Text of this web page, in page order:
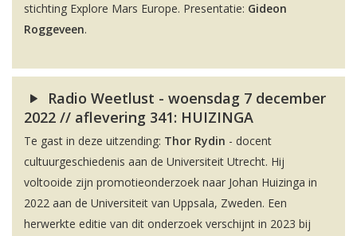
stichting Explore Mars Europe. Presentatie: Gideon
Roggeveen.
Radio Weetlust - woensdag 7 december
2022 // aflevering 341: HUIZINGA
Te gast in deze uitzending: Thor Rydin - docent
cultuurgeschiedenis aan de Universiteit Utrecht. Hij
voltooide zijn promotieonderzoek naar Johan Huizinga in
2022 aan de Universiteit van Uppsala, Zweden. Een
herwerkte editie van dit onderzoek verschijnt in 2023 bij